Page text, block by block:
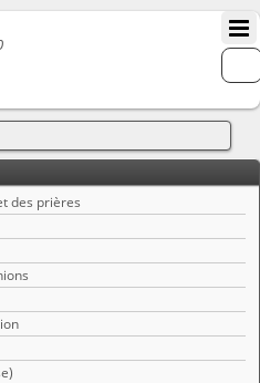
des prières